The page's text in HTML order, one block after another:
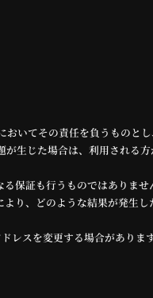
いてその責任を負うものと
生じた場合は、利用される
保証も行うものではありま
り、どのような結果が発生
レスを変更する場合がありま